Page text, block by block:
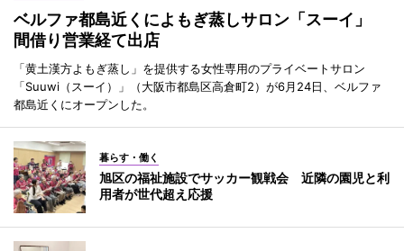
ベルファ都島近くによもぎ蒸しサロン「スーイ」
間借り営業経て出店
「黄土漢方よもぎ蒸し」を提供する女性専用のプライベートサロン
「Suuwi（スーイ）」（大阪市都島区高倉町2）が6月24日、ベルファ
都島近くにオープンした。
暮らす・働く
旭区の福祉施設でサッカー観戦会 近隣の園児と利
用者が世代超え応援